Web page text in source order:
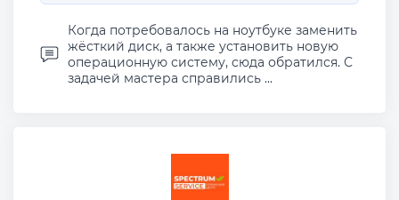
Когда потребовалось на ноутбуке заменить
жёсткий диск, а также установить новую
операционную систему, сюда обратился. С
задачей мастера справились ...